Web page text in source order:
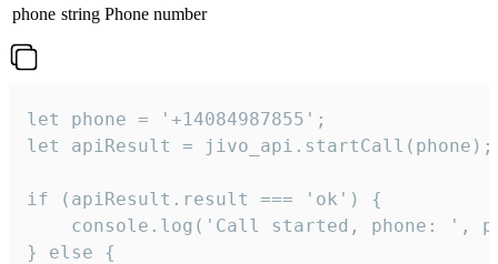
phone string Phone number
let phone = '+14084987855';
let apiResult = jivo_api.startCall(phone);
if (apiResult.result === 'ok') {
console.log('Call started, phone: ',
} else {